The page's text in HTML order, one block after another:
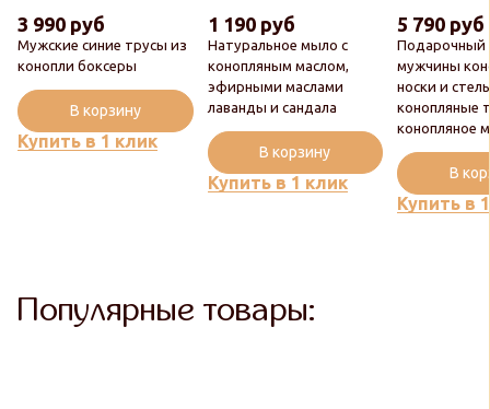
Мужские синие трусы из
конопли боксеры
3 990 руб
Купить в 1 клик
В корзину
Натуральное мыло с
конопляным маслом,
эфирными маслами
лаванды и сандала
1 190 руб
Купить в 1 клик
В корзину
Подарочный
мужчины
носки и
конопляные
конопляное
5 790 руб
Купить в
В
Популярные товары: